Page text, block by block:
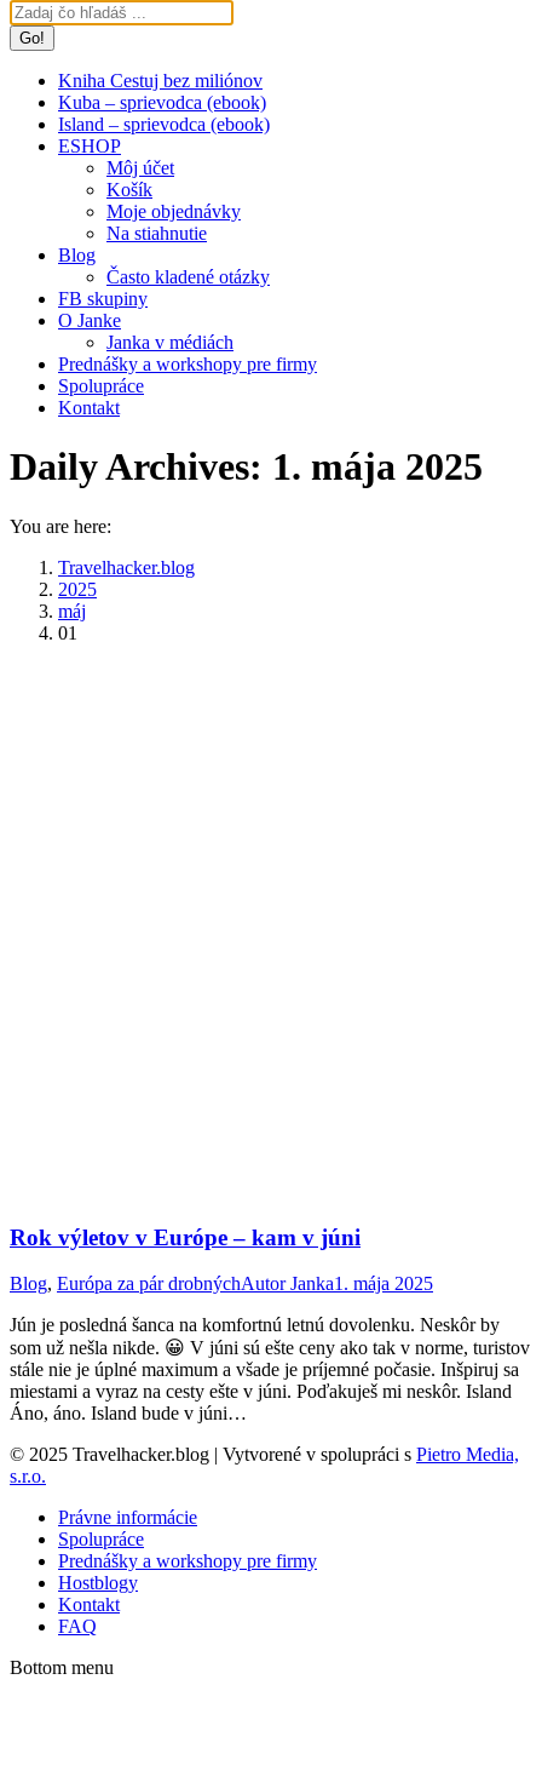
Kniha Cestuj bez miliónov
Kuba – sprievodca (ebook)
Island – sprievodca (ebook)
ESHOP
Môj účet
Košík
Moje objednávky
Na stiahnutie
Blog
Často kladené otázky
FB skupiny
O Janke
Janka v médiách
Prednášky a workshopy pre firmy
Spolupráce
Kontakt
Daily Archives: 1. mája 2025
You are here:
Travelhacker.blog
2025
máj
01
Rok výletov v Európe – kam v júni
Blog, Európa za pár drobnýchAutorJanka1. mája 2025
Jún je posledná šanca na komfortnú letnú dovolenku. Neskôr by
som už nešla nikde. 😀 V júni sú ešte ceny ako tak v norme, turistov
stále nie je úplné maximum a všade je príjemné počasie. Inšpiruj sa
miestami a vyraz na cesty ešte v júni. Poďakuješ mi neskôr. Island
Áno, áno. Island bude v júni…
© 2025 Travelhacker.blog | Vytvorené v spolupráci s Pietro Media,
s.r.o.
Právne informácie
Spolupráce
Prednášky a workshopy pre firmy
Hostblogy
Kontakt
FAQ
Bottom menu